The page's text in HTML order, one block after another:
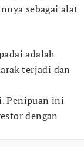
sebagai alat
adalah
terjadi dan
Penipuan ini
dengan